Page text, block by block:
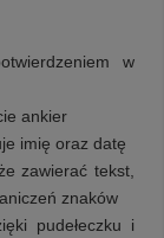
w
ankier
imię oraz datę
zawierać tekst,
znaków
pudełeczku i